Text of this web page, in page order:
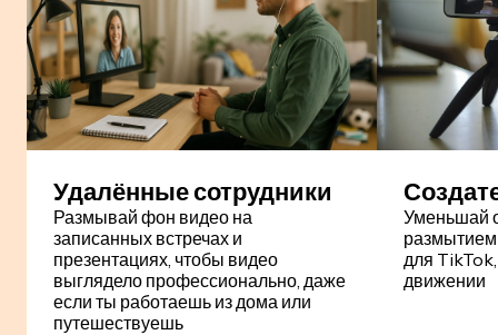
Удалённые сотрудники
Размывай фон видео на
записанных встречах и
презентациях, чтобы видео
выглядело профессионально, даже
если ты работаешь из дома или
путешествуешь
Уменьшай
для
движении